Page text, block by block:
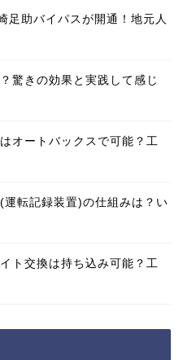
助バイパスが開通！地元人
驚きの効果と実践して感じ
オートバックスで可能？工
転記録装置)の仕組みは？い
ト交換は持ち込み可能？工